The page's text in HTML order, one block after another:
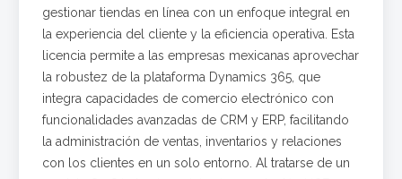
gestionar tiendas en línea con un enfoque integral en
la experiencia del cliente y la eficiencia operativa. Esta
licencia permite a las empresas mexicanas aprovechar
la robustez de la plataforma Dynamics 365, que
integra capacidades de comercio electrónico con
funcionalidades avanzadas de CRM y ERP, facilitando
la administración de ventas, inventarios y relaciones
con los clientes en un solo entorno. Al tratarse de un